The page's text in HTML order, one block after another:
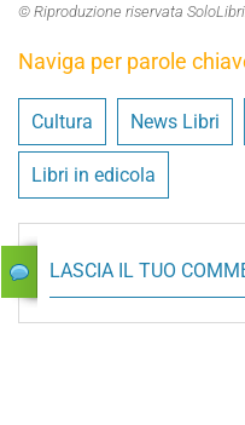
© Riproduzione riservata
Naviga per parole
Cultura News Libri
Libri in edicola
LASCIA IL TUO